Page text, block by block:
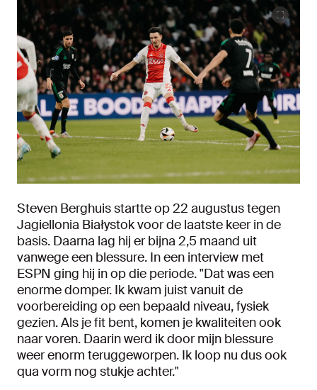
Steven Berghuis startte op 22 augustus tegen
Jagiellonia Białystok voor de laatste keer in de
basis. Daarna lag hij er bijna 2,5 maand uit
vanwege een blessure. In een interview met
ESPN ging hij in op die periode. "Dat was een
enorme domper. Ik kwam juist vanuit de
voorbereiding op een bepaald niveau, fysiek
gezien. Als je fit bent, komen je kwaliteiten ook
naar voren. Daarin werd ik door mijn blessure
weer enorm teruggeworpen. Ik loop nu dus ook
qua vorm nog stukje achter."